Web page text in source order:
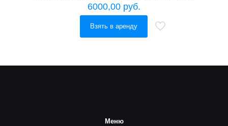
6000,00 руб.
Взять в аренду
Меню